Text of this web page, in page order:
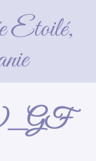
Etoilé,